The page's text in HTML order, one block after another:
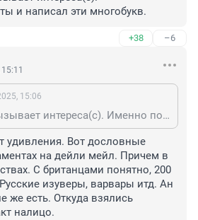
и написал эти многобукв.
+38 –6
15:06
их мнение не вызывает интереса(с). Именно поэтому ты и написал эти многобукв.
удивления. Вот дословные
на дейли мейл. Причем в
С британцами понятно, 200
изуверы, варвары итд. Ан
же есть. Откуда взялись
налицо.